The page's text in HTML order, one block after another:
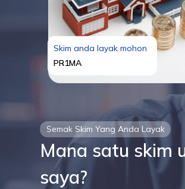
Semak Skim Yang Anda Layak
Mana satu skim
saya?
Skim anda layak mohon
PR1MA